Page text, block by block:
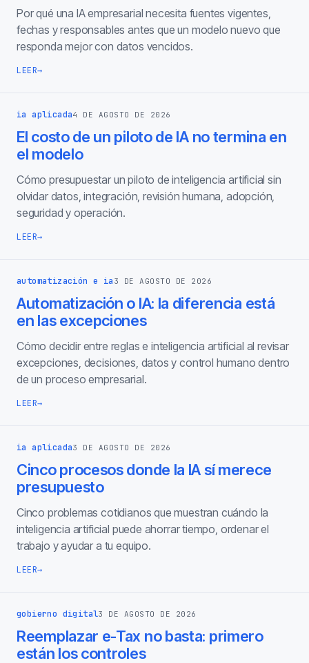
Por qué una IA empresarial necesita fuentes vigentes,
fechas y responsables antes que un modelo nuevo que
responda mejor con datos vencidos.
LEER→
ia aplicada4 DE AGOSTO DE 2026
El costo de un piloto de IA no termina en
el modelo
Cómo presupuestar un piloto de inteligencia artificial sin
olvidar datos, integración, revisión humana, adopción,
seguridad y operación.
LEER→
automatización e ia 3 DE AGOSTO DE 2026
Automatización o IA: la diferencia está
en las excepciones
Cómo decidir entre reglas e inteligencia artificial al revisar
excepciones, decisiones, datos y control humano dentro
de un proceso empresarial.
LEER→
ia aplicada3 DE AGOSTO DE 2026
Cinco procesos donde la IA sí merece
presupuesto
Cinco problemas cotidianos que muestran cuándo la
inteligencia artificial puede ahorrar tiempo, ordenar el
trabajo y ayudar a tu equipo.
LEER→
gobierno digital3 DE AGOSTO DE 2026
Reemplazar e-Tax no basta: primero
están los controles